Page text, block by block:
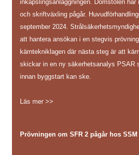
inkapslingsanläggningen. Domstolen har
och skriftväxling pågår.
september 2024.
att hantera ansökan i en stegvis
kärntekniklagen där nästa steg är att
skickar in en ny säkerhetsanalys PSAR
innan byggstart kan ske.
Läs mer >>
Prövningen om SFR 2 pågår hos SSM